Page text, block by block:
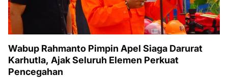
Wabup Rahmanto Pimpin Apel Siaga Darurat
Karhutla, Ajak Seluruh Elemen Perkuat
Pencegahan